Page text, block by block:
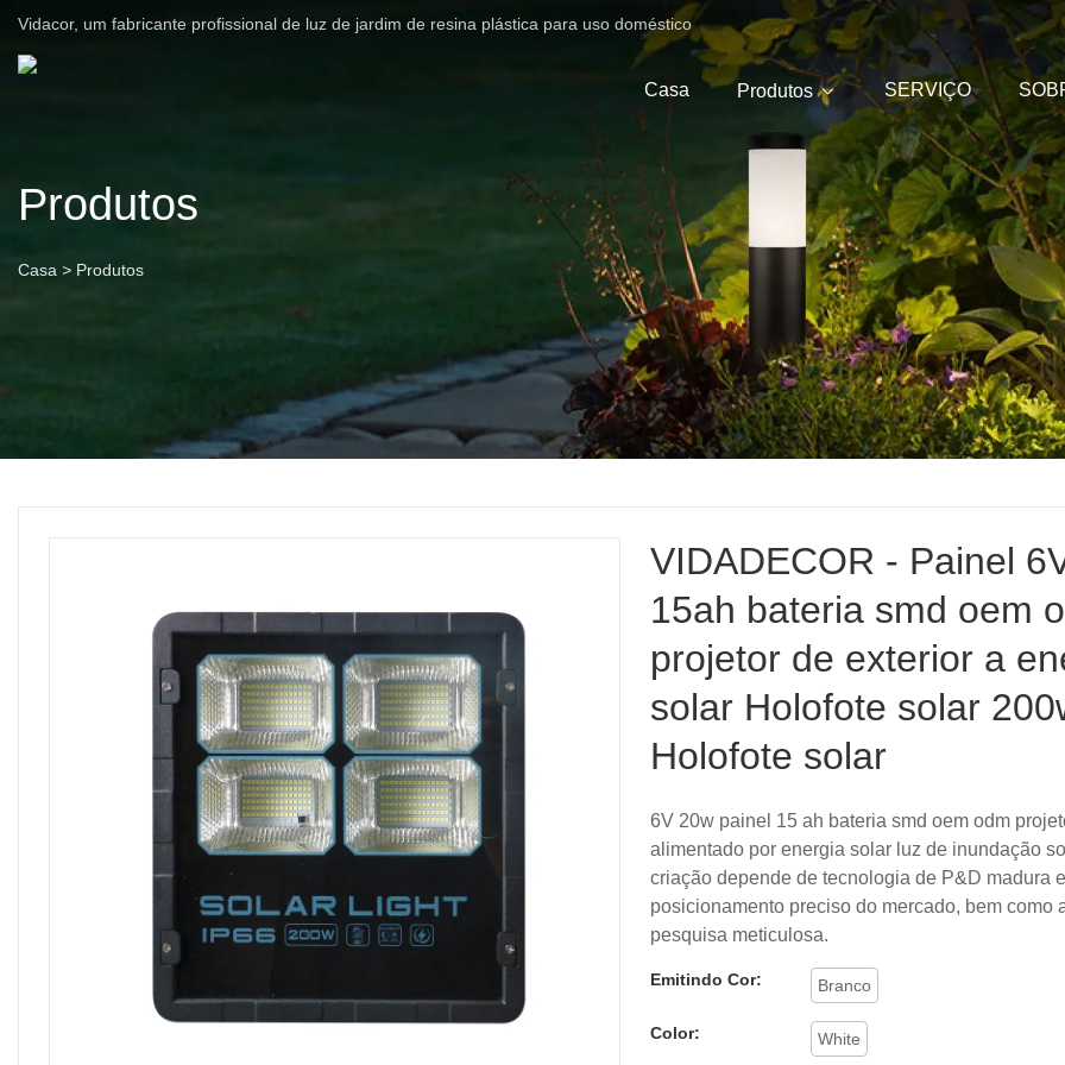
Vidacor, um fabricante profissional de luz de jardim de resina plástica para uso doméstico
Casa Produtos SERVIÇO
Produtos
Casa > Produtos
VIDADECOR - Painel
15ah bateria smd oem
projetor de exterior a
solar Holofote solar
Holofote solar
6V 20w painel 15 ah bateria smd oem odm
alimentado por energia solar luz de inundação
criação depende de tecnologia de P&D madura e
posicionamento preciso do mercado, bem como
pesquisa meticulosa.
Emitindo Cor: Branco
Color: White